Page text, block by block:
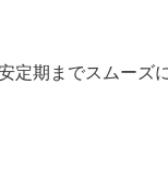
定期までスムーズ